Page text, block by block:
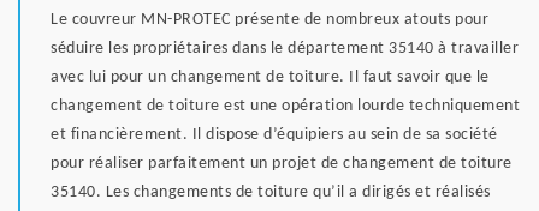
Le couvreur MN-PROTEC présente de nombreux atouts pour
séduire les propriétaires dans le département 35140 à travailler
avec lui pour un changement de toiture. Il faut savoir que le
changement de toiture est une opération lourde techniquement
et financièrement. Il dispose d’équipiers au sein de sa société
pour réaliser parfaitement un projet de changement de toiture
35140. Les changements de toiture qu’il a dirigés et réalisés